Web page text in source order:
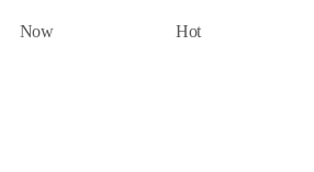
Now Hot